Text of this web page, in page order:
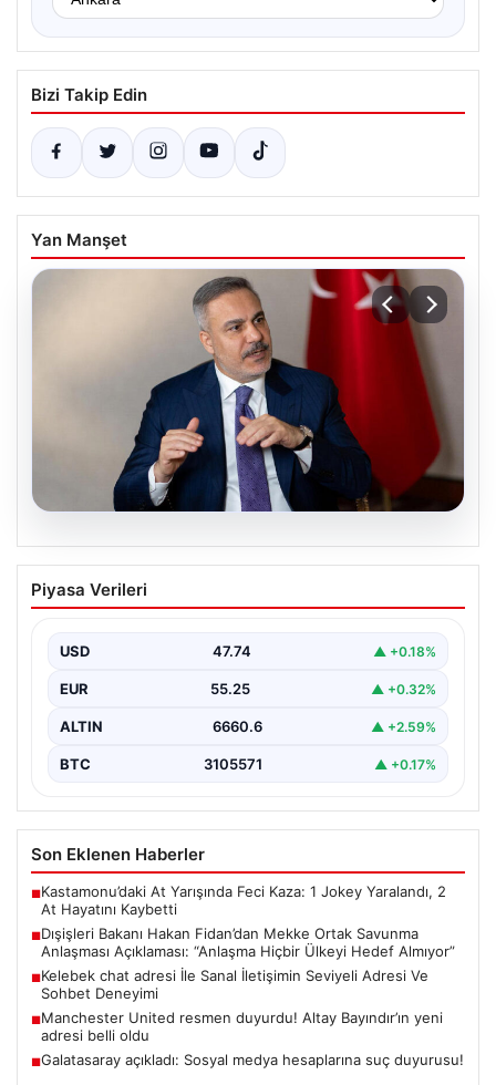
Bizi Takip Edin
Yan Manşet
08.08.2026
Dışişleri Bakanı Hakan Fidan’dan Mekke
Ortak Savunma Anlaşması Açıklaması:
Dışişleri Bakanı Hakan Fidan, Mekke Ortak Savunma
bulundu. Bakan Fidan,…
Piyasa Verileri
USD 47.74 ▲ +0.18%
EUR 55.25 ▲ +0.32%
ALTIN 6660.6 ▲ +2.59%
BTC 3105571 ▲ +0.17%
Son Eklenen Haberler
■Kastamonu’daki At Yarışında Feci Kaza: 1 Jokey Yaralandı, 2
At Hayatını Kaybetti
■Dışişleri Bakanı Hakan Fidan’dan Mekke Ortak Savunma
Anlaşması Açıklaması: “Anlaşma Hiçbir Ülkeyi Hedef Almıyor”
■Kelebek chat adresi İle Sanal İletişimin Seviyeli Adresi Ve
Sohbet Deneyimi
■Manchester United resmen duyurdu! Altay Bayındır’ın yeni
adresi belli oldu
■Galatasaray açıkladı: Sosyal medya hesaplarına suç duyurusu!